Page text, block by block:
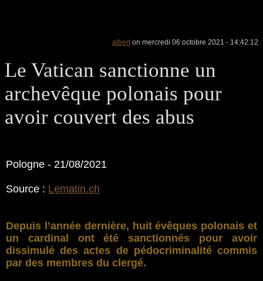
alberton mercredi 06 octobre 2021 - 14:42:12
Le Vatican sanctionne un
archevêque polonais pour
avoir couvert des abus
Pologne - 21/08/2021
Source : Lematin.ch
Depuis l’année dernière, huit évêques polonais et
un cardinal ont été sanctionnés pour avoir
dissimulé des actes de pédocriminalité commis
par des membres du clergé.